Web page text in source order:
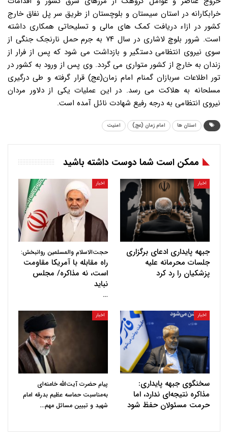
خرابکارانه در استان سیستان و بلوچستان از طریق سر پل نفاق خارج
کشور در ازاء دریافت کمک های مالی و تسلیحاتی همکاری داشته
است. شرور بلوچ لاشاری در سال ۷۴ به جرم حمل نارنجک جنگی از
سوی نیروی انتظامی دستگیر و بازداشت می شود که پس از فرار از
زندان به خارج از کشور متواری می گردد. وی پس از ورود به کشور در
تور اطلاعات سربازان گمنام امام زمان(عج) قرار گرفته و طی درگیری
مسلحانه به هلاکت می رسد. در این عملیات یکی از دلاور مردان
نیروی انتظامی به درجه رفیع شهادت نائل آمده است.
استان ها امام زمان (عج) امنیت
ممکن است شما دوست داشته باشید
اخبار
جبهه پایداری ادعای برگزاری
جلسات محرمانه علیه
پزشکیان را رد کرد
اخبار
حجت‌الاسلام والمسلمین روانبخش:
راه مقابله با آمریکا مقاومت
است، نه مذاکره/ مجلس
نباید
…
اخبار
سخنگوی جبهه پایداری:
مذاکره نتیجه‌ای ندارد، اما
حرمت مسئولان حفظ شود
اخبار
پیام حضرت آیت‌الله خامنه‌ای
به‌مناسبت حماسه عظیم بدرقه امام
شهید و تبیین مسائل مهم…